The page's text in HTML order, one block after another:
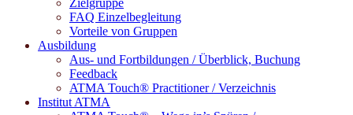
Zielgruppe
FAQ Einzelbegleitung
Vorteile von Gruppen
Ausbildung
Aus- und Fortbildungen / Überblick, Buchung
Feedback
ATMA Touch® Practitioner / Verzeichnis
Institut ATMA